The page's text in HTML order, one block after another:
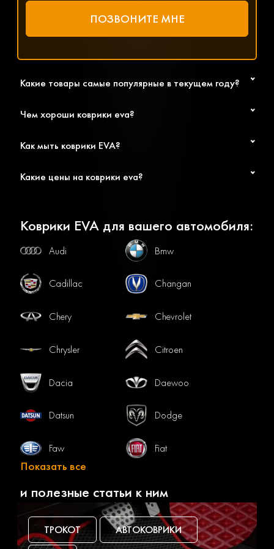
Какие товары самые популярные в текущем году?
Чем хороши коврики eva?
Как мыть коврики EVA?
Какие цены на коврики eva?
Коврики EVA для вашего автомобиля:
Audi Bmw
Cadillac Changan
Chery Chevrolet
Chrysler Citroen
Dacia Daewoo
Datsun Dodge
Faw Fiat
Geely Genesis
Показать все
и полезные статьи к ним
ТРОКОТ АВТОКОВРИКИ